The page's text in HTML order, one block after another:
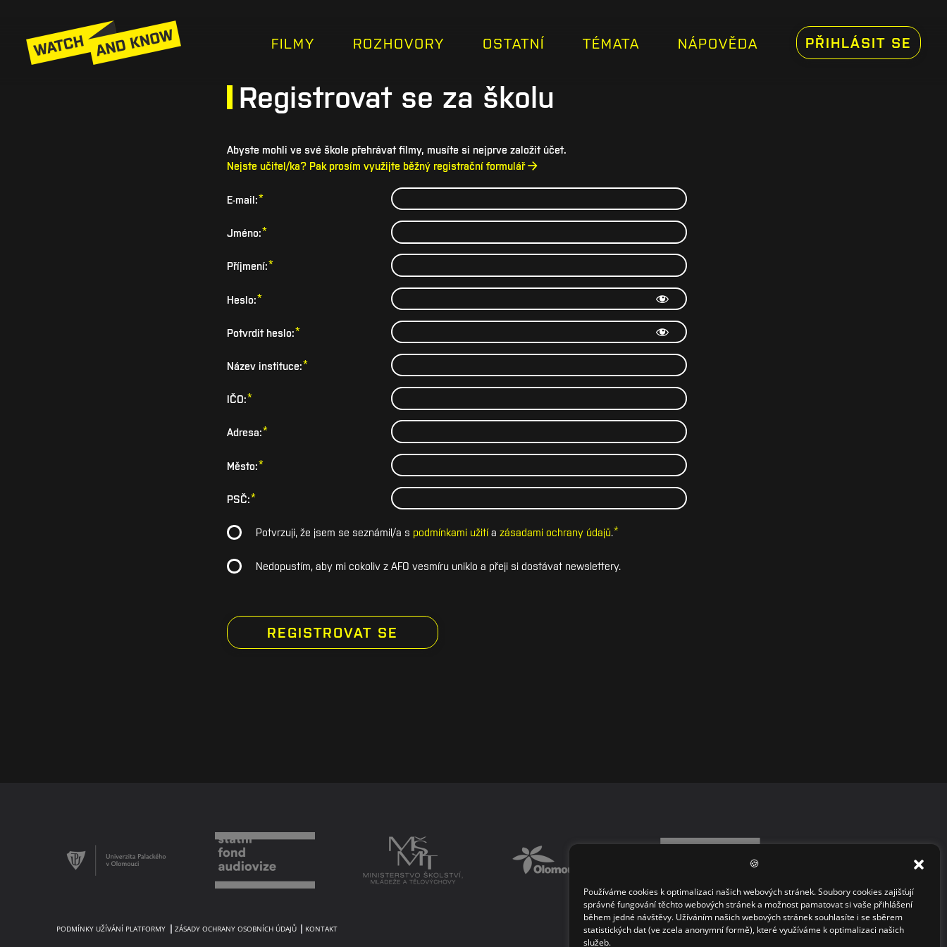
🍪
Používáme cookies k optimalizaci našich webových stránek. Soubory cookies zajišťují
správné fungování těchto webových stránek a možnost pamatovat si vaše přihlášení
během jedné návštěvy. Užíváním našich webových stránek souhlasíte i se sběrem
statistických dat (ve zcela anonymní formě), které využíváme k optimalizaci našich
služeb.
FILMY ROZHOVORY OSTATNÍ TÉMATA NÁPOVĚDA PŘIHLÁSIT SE
Registrovat se za školu
Abyste mohli ve své škole přehrávat filmy, musíte si nejprve založit účet.
Nejste učitel/ka? Pak prosím využijte běžný registrační formulář →
E-mail:*
Jméno:*
Příjmení:*
Heslo:*
Potvrdit heslo:*
Název instituce:*
IČO:*
Adresa:*
Město:*
PSČ:*
Potvrzuji, že jsem se seznámil/a s podmínkami užitía zásadami ochrany údajů.*
Nedopustím, aby mi cokoliv z AFO vesmíru uniklo a přeji si dostávat newslettery.
PODMÍNKY UŽÍVÁNÍ PLATFORMY ZÁSADY OCHRANY OSOBNÍCH ÚDAJŮ KONTAKT